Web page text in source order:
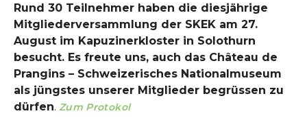
Rund 30 Teilnehmer haben die diesjährige
Mitgliederversammlung der SKEK am 27.
August im Kapuzinerkloster in Solothurn
besucht. Es freute uns, auch das Château de
Prangins – Schweizerisches Nationalmuseum
als jüngstes unserer Mitglieder begrüssen zu
dürfen. Zum Protokol